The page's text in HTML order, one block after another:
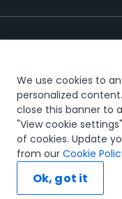
信頼とセキュリティ
The UiPath word mark,
owned by UiPath, Inc. and
in the United States and
We use cookies to
personalized
close this banner to
"View cookie
of cookies. Update
from our Cookie
Ok, got it